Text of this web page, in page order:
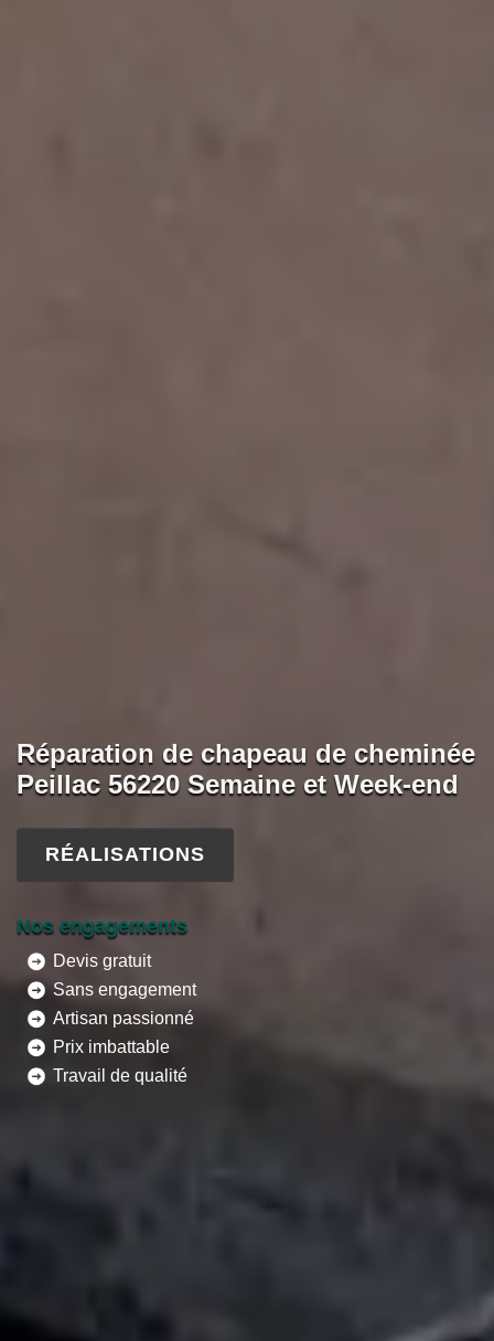
Réparation de chapeau de cheminée
Peillac 56220 Semaine et Week-end
RÉALISATIONS
Nos engagements
Devis gratuit
Sans engagement
Artisan passionné
Prix imbattable
Travail de qualité